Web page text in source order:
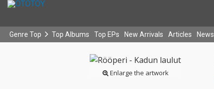
Genre Top Top Albums Top EPs New Arrivals Articles News
Enlarge the artwork